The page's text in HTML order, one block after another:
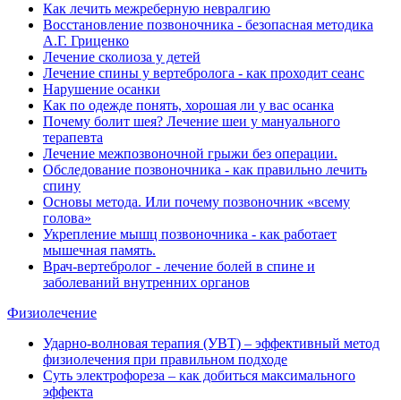
Как лечить межреберную невралгию
Восстановление позвоночника - безопасная методика
А.Г. Гриценко
Лечение сколиоза у детей
Лечение спины у вертебролога - как проходит сеанс
Нарушение осанки
Как по одежде понять, хорошая ли у вас осанка
Почему болит шея? Лечение шеи у мануального
терапевта
Лечение межпозвоночной грыжи без операции.
Обследование позвоночника - как правильно лечить
спину
Основы метода. Или почему позвоночник «всему
голова»
Укрепление мышц позвоночника - как работает
мышечная память.
Врач-вертебролог - лечение болей в спине и
заболеваний внутренних органов
Физиолечение
Ударно-волновая терапия (УВТ) ‒ эффективный метод
физиолечения при правильном подходе
Суть электрофореза ‒ как добиться максимального
эффекта